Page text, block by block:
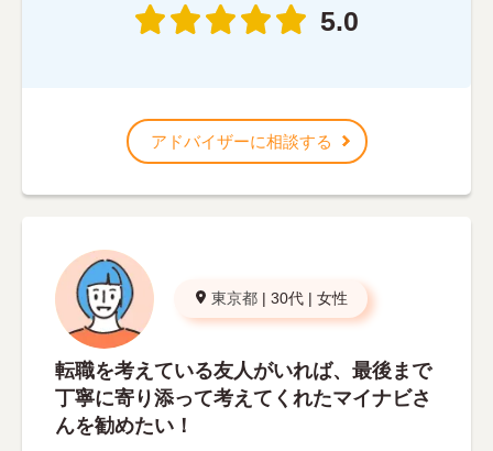
5.0
アドバイザーに相談する
東京都 | 30代 | 女性
転職を考えている友人がいれば、最後まで
丁寧に寄り添って考えてくれたマイナビさ
んを勧めたい！